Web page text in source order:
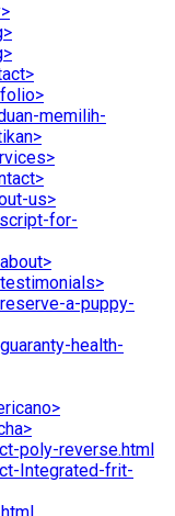
memilih-
us>
for-
a-puppy-
health-
poly-reverse.html
Integrated-frit-